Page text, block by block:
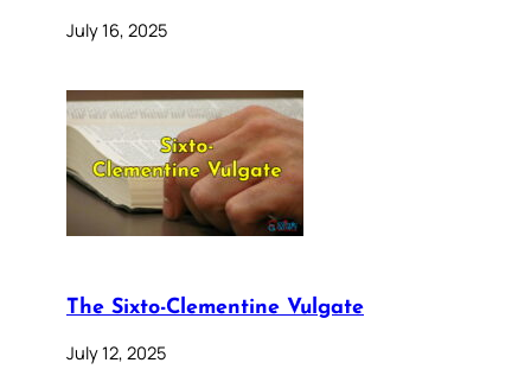
July 16, 2025
The Sixto-Clementine Vulgate
July 12, 2025